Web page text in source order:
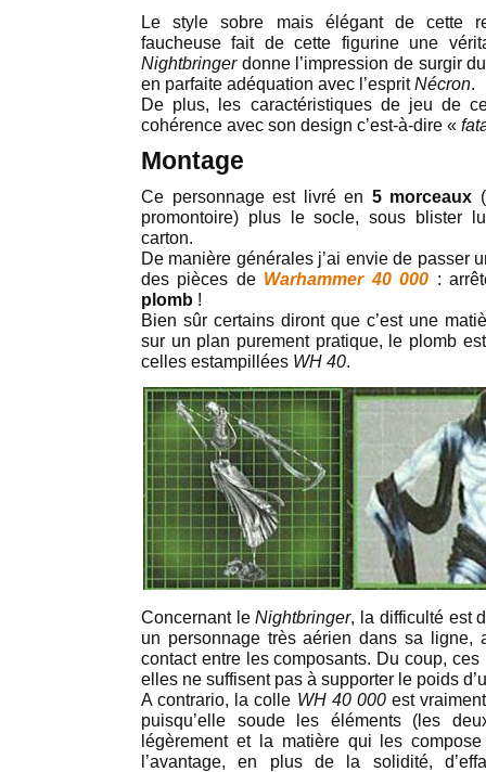
Le style sobre mais élégant de cette
faucheuse fait de cette figurine une
Nightbringerdonne l’impression de surgir
en parfaite adéquation avec l’espritNécron.
De plus, les caractéristiques de jeu de
cohérence avec son design c’est-à-dire «
Montage
Ce personnage est livré en 5 morceaux
promontoire) plus le socle, sous blister
carton.
De manière générales j’ai envie de passer
des pièces de Warhammer 40 000 :
plomb !
Bien sûr certains diront que c’est une
sur un plan purement pratique, le plomb
celles estampillées WH 40.
Concernant leNightbringer, la difficulté est
un personnage très aérien dans sa ligne,
contact entre les composants. Du coup,
elles ne suffisent pas à supporter le poids
A contrario, la colle WH 40 000est
puisqu’elle soude les éléments (les
légèrement et la matière qui les compose
l’avantage, en plus de la solidité,